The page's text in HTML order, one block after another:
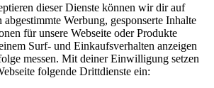
dieser Dienste können wir dir auf
abgestimmte Werbung, gesponserte Inhalte
für unsere Webseite oder Produkte
Surf- und Einkaufsverhalten anzeigen
messen. Mit deiner Einwilligung setzen
folgende Drittdienste ein: